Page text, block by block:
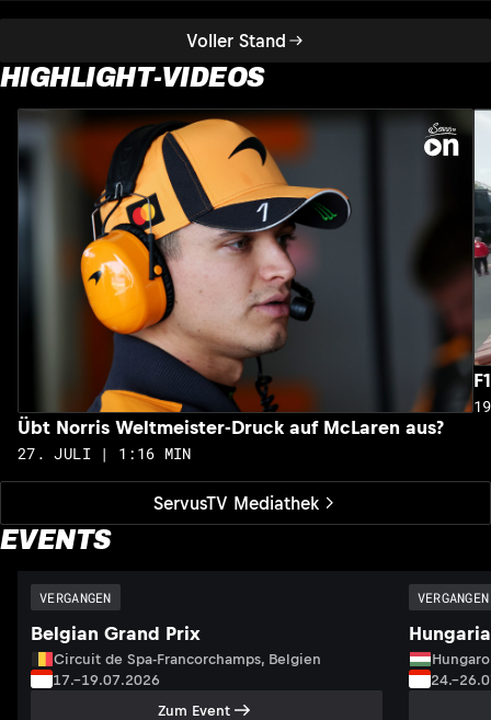
Voller Stand
HIGHLIGHT-VIDEOS
ServusTV Mediathek
Übt Norris Weltmeister-Druck auf McLaren aus?
27. JULI | 1:16 MIN
EVENTS
VERGANGEN
Belgian Grand Prix
Circuit de Spa-Francorchamps, Belgien
17.–19.07.2026
Zum Event
VERGANGEN